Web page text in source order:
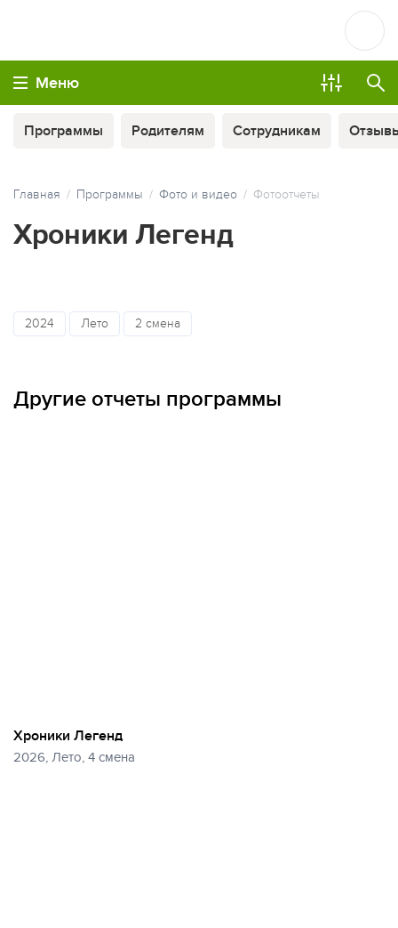
Меню
Программы Родителям Сотрудникам
Главная Программы Фото и видео Фотоотчеты
Хроники Легенд
2024 Лето 2 смена
Другие отчеты программы
Хроники Легенд
2026, Лето, 4 смена